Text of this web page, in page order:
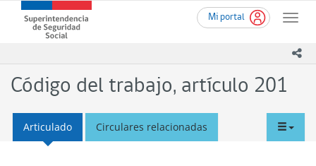
contenido
Mi portal
Toggle
Superintendencia
de
(SUSESO)
-
de
Chile
Código del trabajo, artículo 201
Articulado Circulares relacionadas